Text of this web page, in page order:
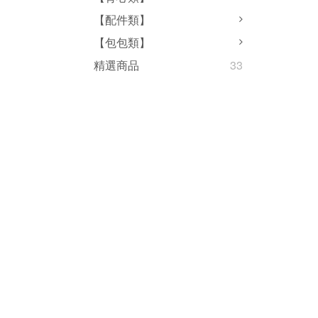
【配件類】
【包包類】
精選商品
33